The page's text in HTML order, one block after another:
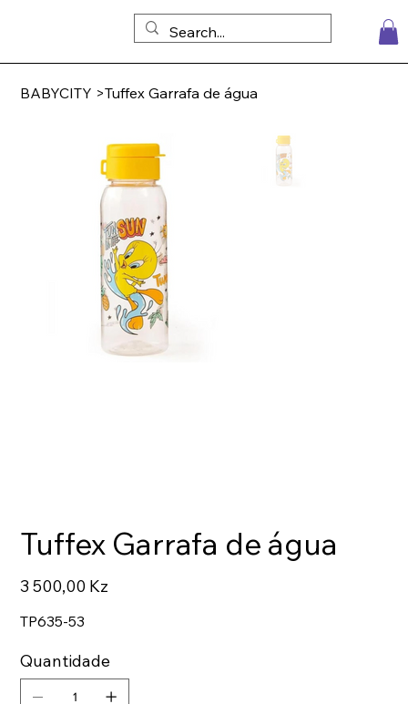
BABYCITY >Tuffex Garrafa de água
Tuffex Garrafa de água
Preço
3 500,00 Kz
TP635-53
Quantidade